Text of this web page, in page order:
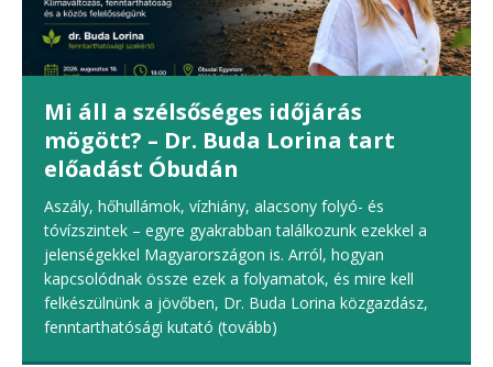
Mi áll a szélsőséges időjárás
mögött? – Dr. Buda Lorina tart
előadást Óbudán
Aszály, hőhullámok, vízhiány, alacsony folyó- és
tóvízszintek – egyre gyakrabban találkozunk ezekkel a
jelenségekkel Magyarországon is. Arról, hogyan
kapcsolódnak össze ezek a folyamatok, és mire kell
felkészülnünk a jövőben, Dr. Buda Lorina közgazdász,
fenntarthatósági kutató (tovább)